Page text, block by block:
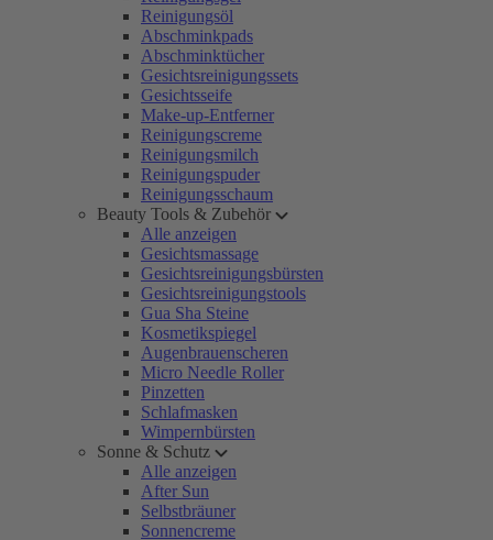
Reinigungsöl
Abschminkpads
Abschminktücher
Gesichtsreinigungssets
Gesichtsseife
Make-up-Entferner
Reinigungscreme
Reinigungsmilch
Reinigungspuder
Reinigungsschaum
Beauty Tools & Zubehör
Alle anzeigen
Gesichtsmassage
Gesichtsreinigungsbürsten
Gesichtsreinigungstools
Gua Sha Steine
Kosmetikspiegel
Augenbrauenscheren
Micro Needle Roller
Pinzetten
Schlafmasken
Wimpernbürsten
Sonne & Schutz
Alle anzeigen
After Sun
Selbstbräuner
Sonnencreme